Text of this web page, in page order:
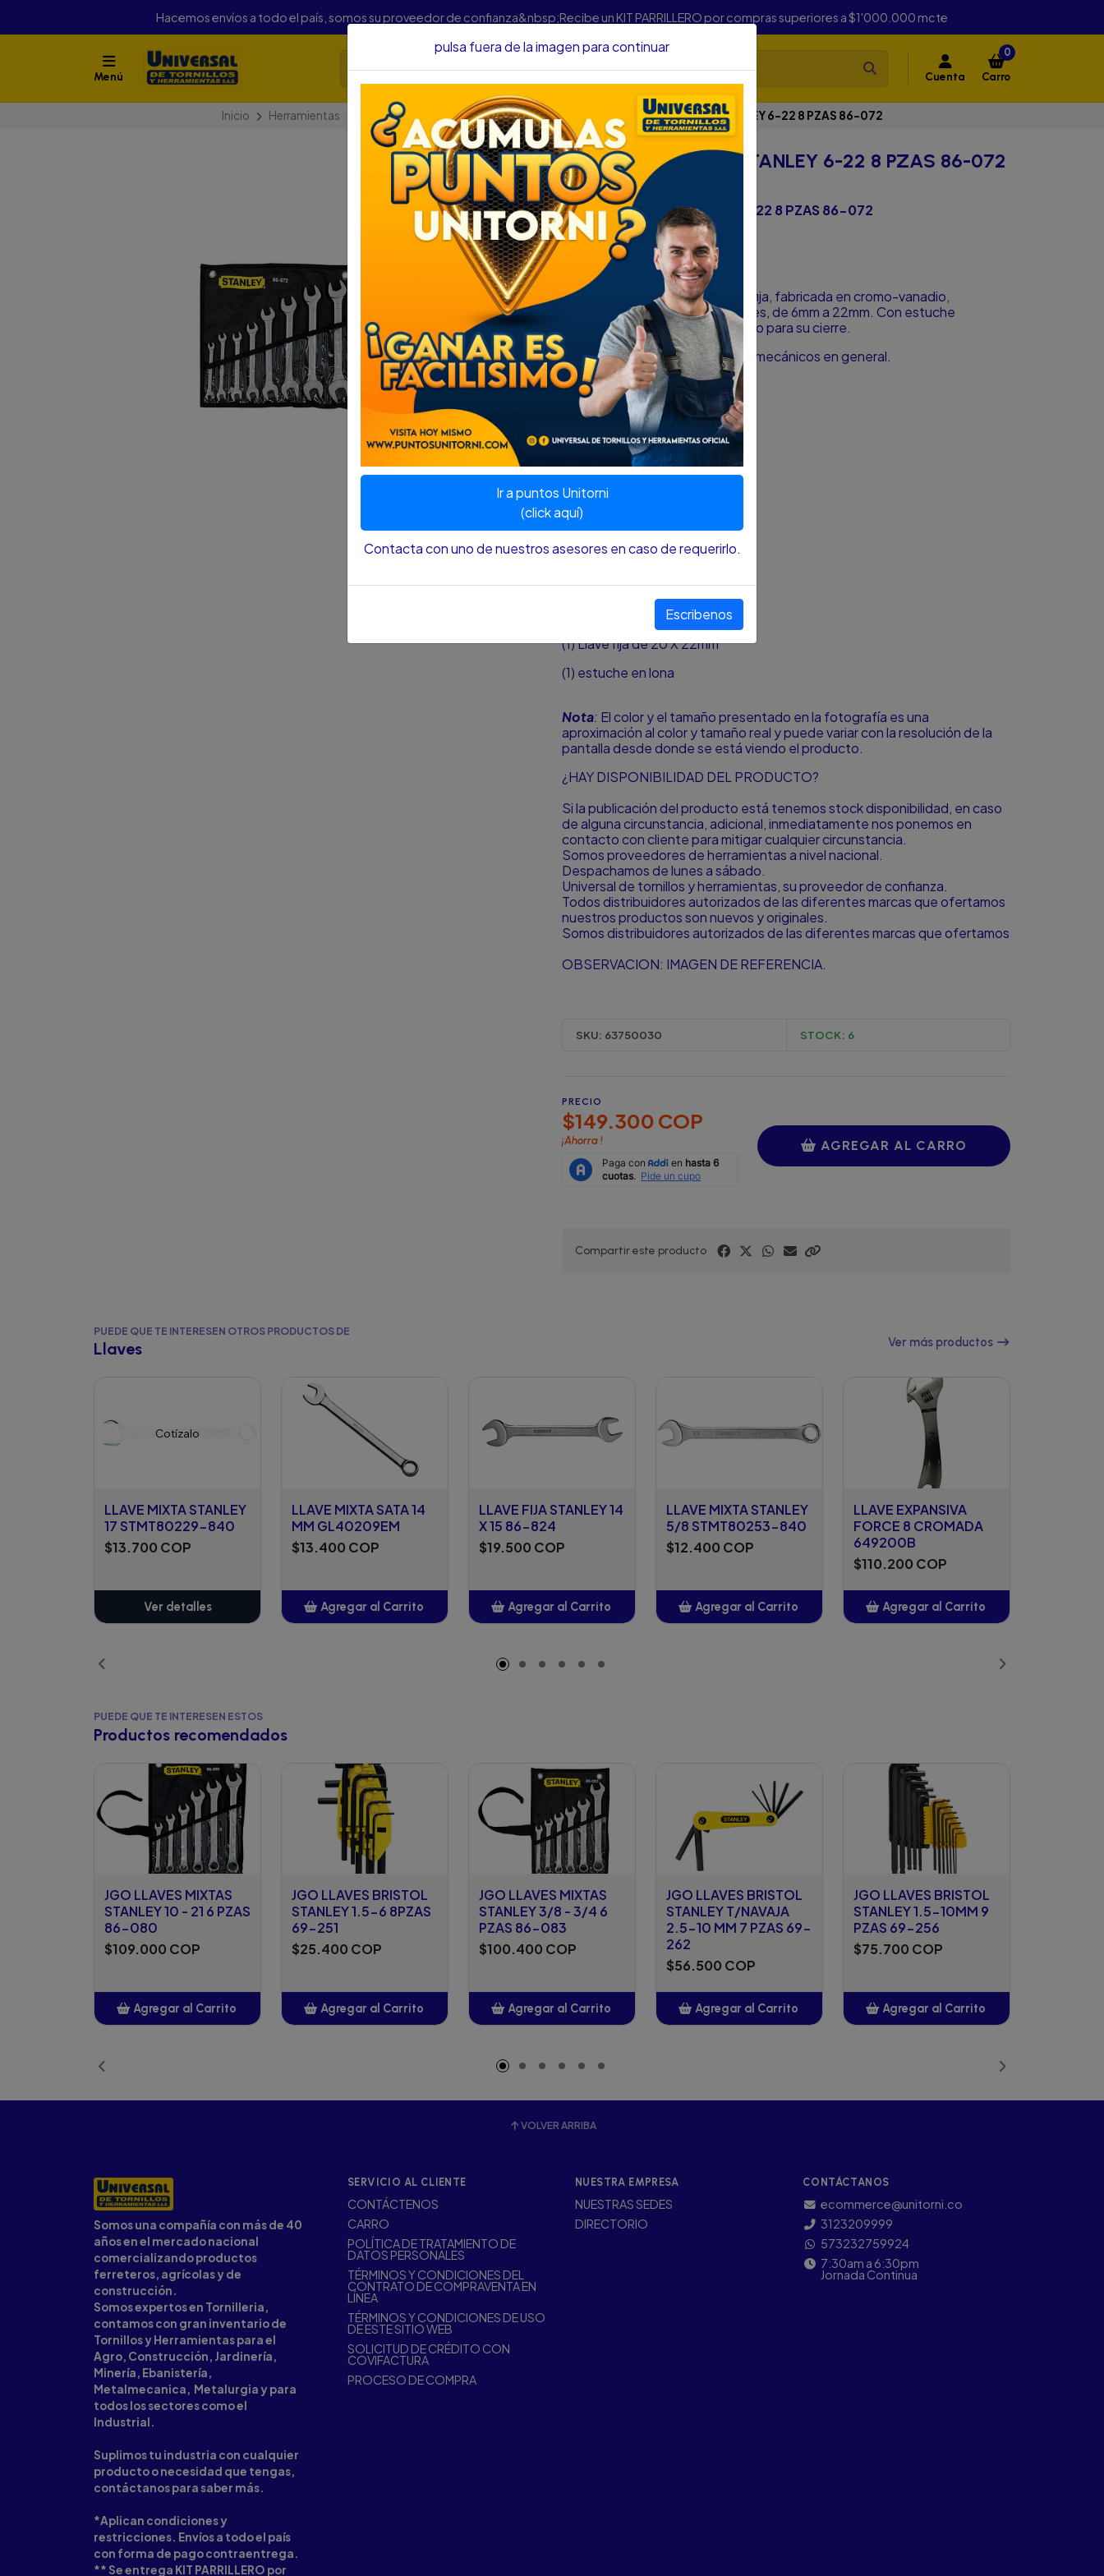
Hacemos envíos a todo el país, somos su proveedor de confianza&nbsp;Recibe un KIT PARRILLERO por compras superiores a $1'000.000 mcte
Menú Cuenta
0
Carro
Inicio Herramientas Herramienta Manual Kits De Herramientas JGO LLAVES FIJAS STANLEY 6-22 8 PZAS 86-072
JGO LLAVES FIJAS STANLEY 6-22 8 PZAS 86-072
DESCRIPCIÓN
JGO LLAVES FIJAS STANLEY 6-22 8 PZAS 86-072
SKU....63750030
DESCRIPCIÓN....
Completo juego de llaves boca fija, fabricada en cromo-vanadio,
excelentes acabados, 8 unidades, de 6mm a 22mm. Con estuche
enrollable en lona y tira con velcro para su cierre.
Ideal para todo tipo de trabajos mecánicos en general.
PRODUCTO 100% NUEVO
Especificaciones:
(1) Llave fija de 6 X 7mm
(1) Llave fija de 8 X 9mm
(1) Llave fija de 10 X 11mm
(1) Llave fija de 12 X 13mm
(1) Llave fija de 14 X 15mm
(1) Llave fija de 16 X 17mm
(1) Llave fija de 18 X 19mm
(1) Llave fija de 20 X 22mm
(1) estuche en lona
Nota: El color y el tamaño presentado en la fotografía es una
aproximación al color y tamaño real y puede variar con la resolución de la
pantalla desde donde se está viendo el producto.
¿HAY DISPONIBILIDAD DEL PRODUCTO?
Si la publicación del producto está tenemos stock disponibilidad, en caso
de alguna circunstancia, adicional, inmediatamente nos ponemos en
contacto con cliente para mitigar cualquier circunstancia.
Somos proveedores de herramientas a nivel nacional.
Despachamos de lunes a sábado.
Universal de tornillos y herramientas, su proveedor de confianza.
Todos distribuidores autorizados de las diferentes marcas que ofertamos
nuestros productos son nuevos y originales.
Somos distribuidores autorizados de las diferentes marcas que ofertamos
OBSERVACION: IMAGEN DE REFERENCIA.
SKU: 63750030 STOCK: 6
PRECIO
$149.300 COP
¡Ahorra! AGREGAR AL CARRO
Compartir este producto
PUEDE QUE TE INTERESEN OTROS PRODUCTOS DE
Llaves Ver más productos
Cotízalo
LLAVE MIXTA STANLEY
17 STMT80229-840
$13.700 COP
Ver detalles
LLAVE MIXTA SATA 14
MM GL40209EM
$13.400 COP
Agregar al Carrito
LLAVE FIJA STANLEY 14
X 15 86-824
$19.500 COP
Agregar al Carrito
LLAVE MIXTA STANLEY
5/8 STMT80253-840
$12.400 COP
Agregar al Carrito
LLAVE EXPANSIVA
FORCE 8 CROMADA
649200B
$110.200 COP
Agregar al Carrito
PUEDE QUE TE INTERESEN ESTOS
Productos recomendados
JGO LLAVES MIXTAS
STANLEY 10 - 21 6 PZAS
86-080
$109.000 COP
Agregar al Carrito
JGO LLAVES BRISTOL
STANLEY 1.5-6 8PZAS
69-251
$25.400 COP
Agregar al Carrito
JGO LLAVES MIXTAS
STANLEY 3/8 - 3/4 6
PZAS 86-083
$100.400 COP
Agregar al Carrito
JGO LLAVES BRISTOL
STANLEY T/NAVAJA
2.5-10 MM 7 PZAS 69-
262
$56.500 COP
Agregar al Carrito
JGO LLAVES BRISTOL
STANLEY 1.5-10MM 9
PZAS 69-256
$75.700 COP
Agregar al Carrito
VOLVER ARRIBA
Somos una compañía con más de 40
años en el mercado nacional
comercializando productos
ferreteros, agrícolas y de
construcción.
Somos expertos en Tornilleria,
contamos con gran inventario de
Tornillos y Herramientas para el
Agro, Construcción, Jardinería,
Minería, Ebanistería,
Metalmecanica, Metalurgia y para
todos los sectores como el
Industrial.
Suplimos tu industria con cualquier
producto o necesidad que tengas,
contáctanos para saber más.
*Aplican condiciones y
restricciones. Envíos a todo el país
con forma de pago contraentrega.
** Se entrega KIT PARRILLERO por
SERVICIO AL CLIENTE
CONTÁCTENOS
CARRO
POLÍTICA DE TRATAMIENTO DE
DATOS PERSONALES
TÉRMINOS Y CONDICIONES DEL
CONTRATO DE COMPRAVENTA EN
LÍNEA
TÉRMINOS Y CONDICIONES DE USO
DE ESTE SITIO WEB
SOLICITUD DE CRÉDITO CON
COVIFACTURA
PROCESO DE COMPRA
NUESTRA EMPRESA
NUESTRAS SEDES
DIRECTORIO
CONTÁCTANOS
ecommerce@unitorni.co
3123209999
573232759924
7:30am a 6:30pm
Jornada Continua
pulsa fuera de la imagen para continuar
Ir a puntos Unitorni
(click aquí)
Contacta con uno de nuestros asesores en caso de requerirlo.
Escribenos